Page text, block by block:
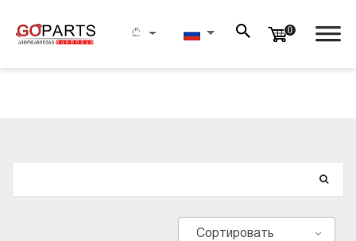
ПОИСК
0
Сортировать